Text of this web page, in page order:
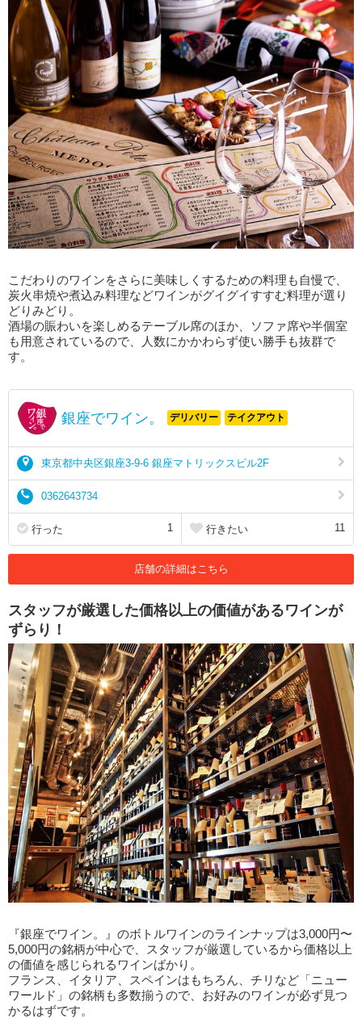
こだわりのワインをさらに美味しくするための料理も自慢で、
炭火串焼や煮込み料理などワインがグイグイすすむ料理が選り
どりみどり。
酒場の賑わいを楽しめるテーブル席のほか、ソファ席や半個室
も用意されているので、人数にかかわらず使い勝手も抜群で
す。
銀座でワイン。 デリバリー テイクアウト
東京都中央区銀座3-9-6 銀座マトリックスビル2F
0362643734
行った 1 行きたい 11
店舗の詳細はこちら
スタッフが厳選した価格以上の価値があるワインが
ずらり！
『銀座でワイン。』のボトルワインのラインナップは3,000円〜
5,000円の銘柄が中心で、スタッフが厳選しているから価格以上
の価値を感じられるワインばかり。
フランス、イタリア、スペインはもちろん、チリなど「ニュー
ワールド」の銘柄も多数揃うので、お好みのワインが必ず見つ
かるはずです。